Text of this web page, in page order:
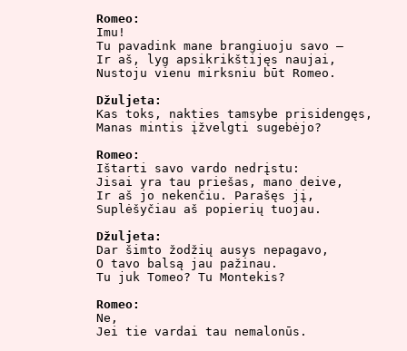
Romeo:
Imu!
Tu pavadink mane brangiuoju savo –
Ir aš, lyg apsikrikštijęs naujai,
Nustoju vienu mirksniu būt Romeo.
Džuljeta:
Kas toks, nakties tamsybe prisidengęs,
Manas mintis įžvelgti sugebėjo?
Romeo:
Ištarti savo vardo nedrįstu:
Jisai yra tau priešas, mano deive,
Ir aš jo nekenčiu. Parašęs jį,
Suplėšyčiau aš popierių tuojau.
Džuljeta:
Dar šimto žodžių ausys nepagavo,
O tavo balsą jau pažinau.
Tu juk Tomeo? Tu Montekis?
Romeo:
Ne,
Jei tie vardai tau nemalonūs.